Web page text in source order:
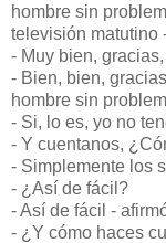
hombre sin
televisión matutino
- Muy bien,
- Bien, bien,
hombre sin
- Si, lo es, yo no
- Y cuentanos,
- Simplemente los
- ¿Así de fácil?
- Así de fácil -
- ¿Y cómo haces